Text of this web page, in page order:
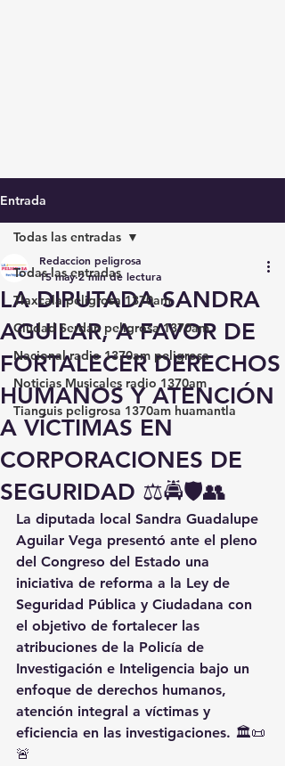
Entrada
Todas las entradas
Tlaxcala peligrosa 1370am
Ciudad Serdán peligrosa 1370am
Nacional radio 1370am peligrosa
Noticias Musicales radio 1370am
Tianguis peligrosa 1370am huamantla
Todas las entradas
LA DIPUTADA SANDRA
AGUILAR, A FAVOR DE
FORTALECER DERECHOS
HUMANOS Y ATENCIÓN
A VÍCTIMAS EN
CORPORACIONES DE
SEGURIDAD ⚖️🚔🛡️👥
Redaccion peligrosa
15 may 2 min de lectura
La diputada local Sandra Guadalupe
Aguilar Vega presentó ante el pleno
del Congreso del Estado una
iniciativa de reforma a la Ley de
Seguridad Pública y Ciudadana con
el objetivo de fortalecer las
atribuciones de la Policía de
Investigación e Inteligencia bajo un
enfoque de derechos humanos,
atención integral a víctimas y
eficiencia en las investigaciones. 🏛️📜
🚨